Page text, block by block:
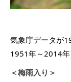
気象庁データが
1951年～2014年
＜梅雨入り＞